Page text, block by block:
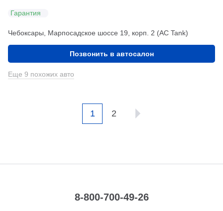
Гарантия
Чебоксары, Марпосадское шоссе 19, корп. 2 (АС Tank)
Позвонить в автосалон
Еще 9 похожих авто
1 2
8-800-700-49-26